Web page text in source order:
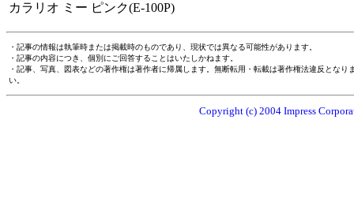
カラリオ ミー ピンク(E-100P)
・記事の情報は執筆時または掲載時のものであり、現状では異なる可能性があります。
・記事の内容につき、個別にご回答することはいたしかねます。
・記事、写真、図表などの著作権は著作者に帰属します。無断転用・転載は著作権法違反とな
い。
Copyright (c) 2004 Impress